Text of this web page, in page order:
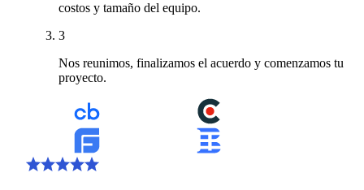
costos y tamaño del equipo.
3
Nos reunimos, finalizamos el acuerdo y comenzamos tu
proyecto.